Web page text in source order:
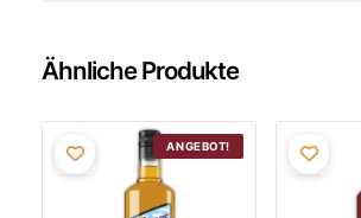
Ähnliche Produkte
ANGEBOT!
Ursprünglicher
Preis
war:
5,36€
Aktueller
Preis
ist:
5,09€.
Preis
war:
5,36€